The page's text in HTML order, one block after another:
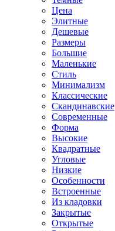
Цена
Элитные
Дешевые
Размеры
Большие
Маленькие
Стиль
Минимализм
Классические
Скандинавские
Современные
Форма
Высокие
Квадратные
Угловые
Низкие
Особенности
Встроенные
Из кладовки
Закрытые
Открытые